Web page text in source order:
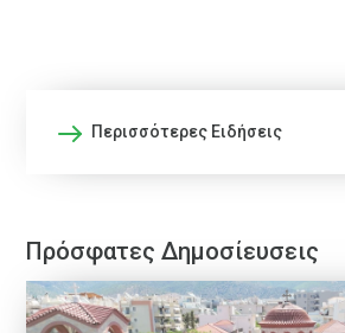
Περισσότερες Ειδήσεις
Πρόσφατες Δημοσίευσεις